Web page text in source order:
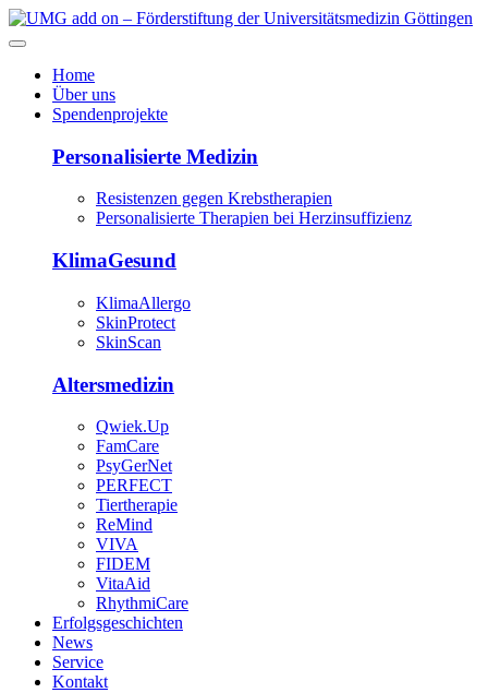
Home
Über uns
Spendenprojekte
Personalisierte Medizin
Resistenzen gegen Krebstherapien
Personalisierte Therapien bei Herzinsuffizienz
KlimaGesund
KlimaAllergo
SkinProtect
SkinScan
Altersmedizin
Qwiek.Up
FamCare
PsyGerNet
PERFECT
Tiertherapie
ReMind
VIVA
FIDEM
VitaAid
RhythmiCare
Erfolgsgeschichten
News
Service
Kontakt